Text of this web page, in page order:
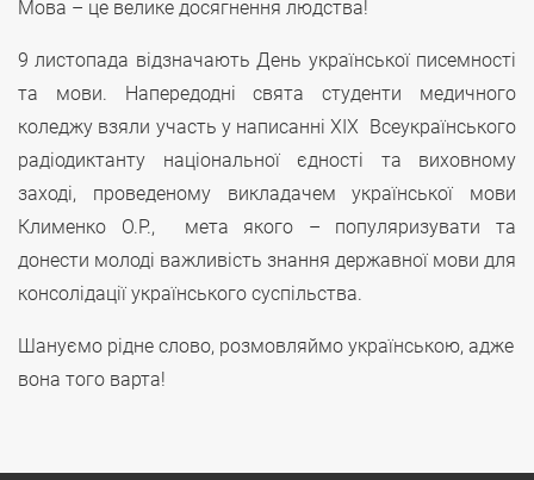
Мова – це велике досягнення людства!
9 листопада відзначають День української писемності
та мови. Напередодні свята студенти медичного
коледжу взяли участь у написанні XIX Всеукраїнського
радіодиктанту національної єдності та виховному
заході, проведеному викладачем української мови
Клименко О.Р., мета якого – популяризувати та
донести молоді важливість знання державної мови для
консолідації українського суспільства.
Шануємо рідне слово, розмовляймо українською, адже
вона того варта!